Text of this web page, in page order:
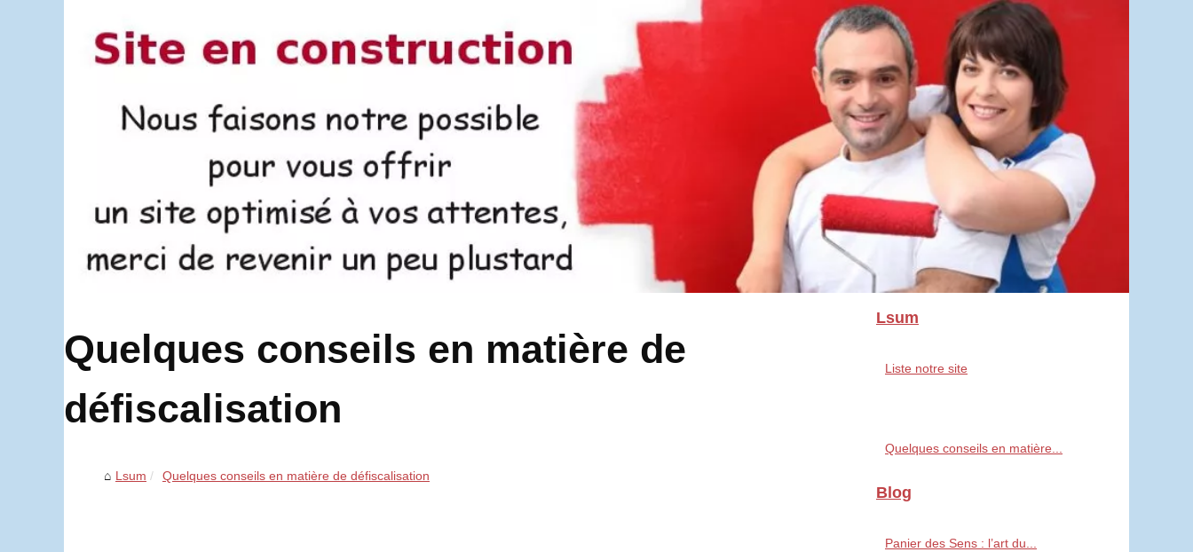
Quelques conseils en matière de
défiscalisation
Lsum Quelques conseils en matière de défiscalisation
Lsum
Liste notre site
Quelques conseils en matière...
Blog
Panier des Sens : l’art du...